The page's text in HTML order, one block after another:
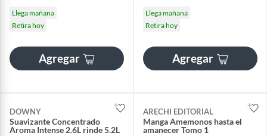
Llega mañana
Retira hoy
Agregar
Llega mañana
Retira hoy
Agregar
DOWNY
Suavizante Concentrado
Aroma Intense 2.6L rinde 5.2L
ARECHI EDITORIAL
Manga Amemonos hasta el
amanecer Tomo 1